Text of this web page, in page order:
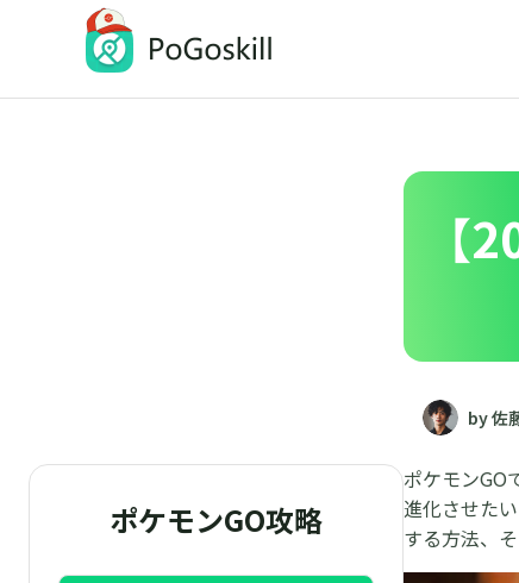
iOSとAndroidの位置情報変更アプリ
ポケモンGO攻略
【
by 佐
ポケモンGO
進化させた
する方法、